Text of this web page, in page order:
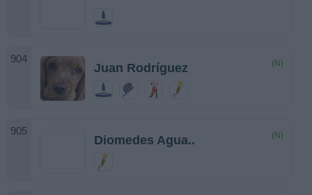
Juan Rodríguez (N)
Diomedes Agua.. (N)